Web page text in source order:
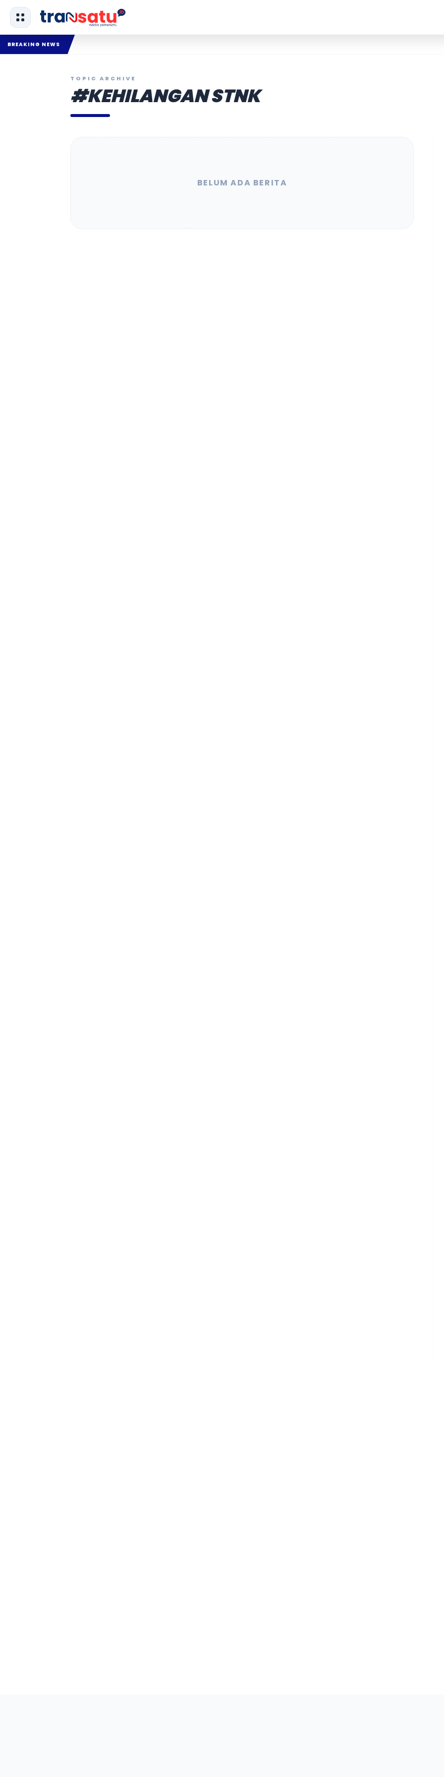
BREAKING NEWS
TOPIC ARCHIVE
#KEHILANGAN STNK
BELUM ADA BERITA